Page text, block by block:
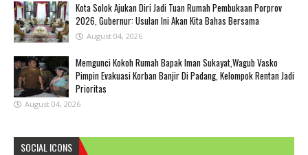
Kota Solok Ajukan Diri Jadi Tuan Rumah Pembukaan Porprov
2026, Gubernur: Usulan Ini Akan Kita Bahas Bersama
August 04, 2026
Memgunci Kokoh Rumah Bapak Iman Sukayat,Wagub Vasko
Pimpin Evakuasi Korban Banjir Di Padang, Kelompok Rentan Jadi
Prioritas
August 04, 2026
SOCIAL ICONS